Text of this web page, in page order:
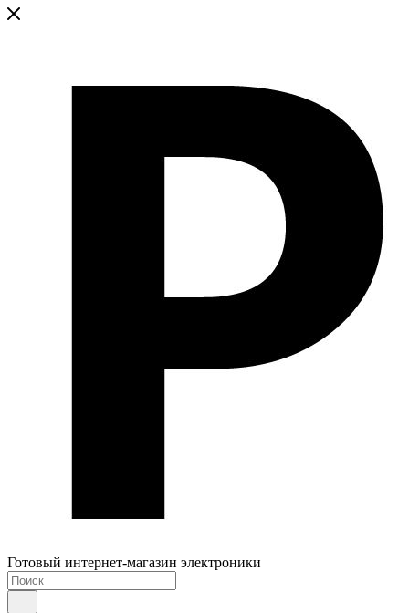
Готовый интернет-магазин электроники